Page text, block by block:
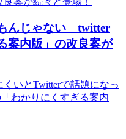
んじゃない twitter
案内版」の改良案が
いとTwitterで話題になっ
わかりにくすぎる案内